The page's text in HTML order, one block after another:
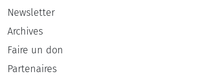
Newsletter
Archives
Faire un don
Partenaires